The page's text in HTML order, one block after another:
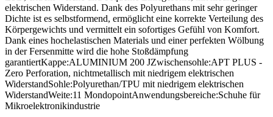
elektrischen Widerstand. Dank des Polyurethans mit sehr geringer
Dichte ist es selbstformend, ermöglicht eine korrekte Verteilung des
Körpergewichts und vermittelt ein sofortiges Gefühl von Komfort.
Dank eines hochelastischen Materials und einer perfekten Wölbung
in der Fersenmitte wird die hohe Stoßdämpfung
garantiertKappe:ALUMINIUM 200 JZwischensohle:APT PLUS -
Zero Perforation, nichtmetallisch mit niedrigem elektrischen
WiderstandSohle:Polyurethan/TPU mit niedrigem elektrischen
WiderstandWeite:11 MondopointAnwendungsbereiche:Schuhe für
Mikroelektronikindustrie